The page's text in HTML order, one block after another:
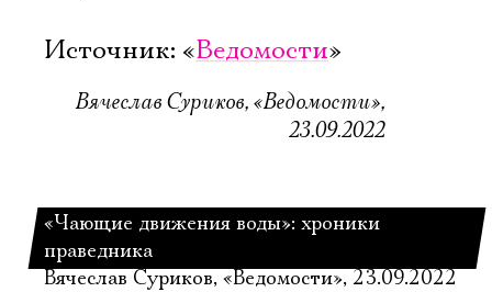
Источник: «Ведомости»
Вячеслав Суриков, «Ведомости»,
23.09.2022
«Чающие движения воды»: хроники
праведника
Вячеслав Суриков, «Ведомости», 23.09.2022